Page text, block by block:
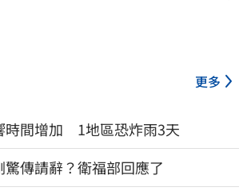
更多
時間增加 1地區恐炸雨3天
傳請辭？衛福部回應了